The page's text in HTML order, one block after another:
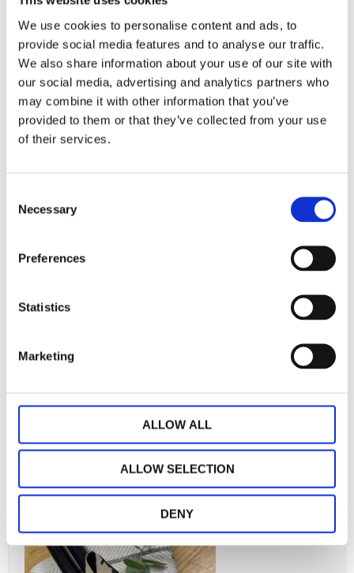
We use cookies to personalise content and ads, to
provide social media features and to analyse our traffic.
We also share information about your use of our site with
our social media, advertising and analytics partners who
may combine it with other information that you’ve
provided to them or that they’ve collected from your use
of their services.
Selection
Necessary
Preferences
Statistics
Marketing
ALLOW ALL
ALLOW SELECTION
DENY
Jutegarn eller Flaxcordelsom det också heter
använder jag till allt. Runt paket, runt ljus, när jag
binder blommor, till mina vimplar, till att knyta fast
etiketter och kort. Tillverka dina egna servettringar
med hjälp av jutegarn. Superbilligt och
superenkelt. Dra snöret ett par varv runt servetten
prästkrage. Ska du göra en dukning till ett gäng